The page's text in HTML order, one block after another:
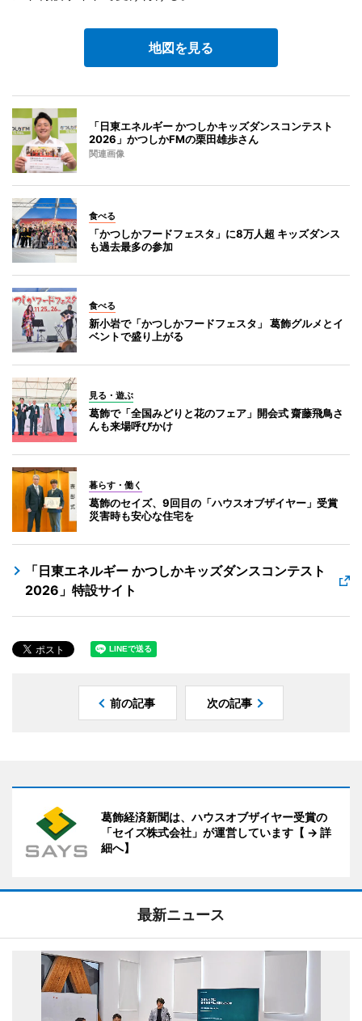
地図を見る
「日東エネルギー かつしかキッズダンスコンテスト
2026」かつしかFMの栗田雄歩さん
関連画像
食べる
「かつしかフードフェスタ」に8万人超 キッズダンス
も過去最多の参加
食べる
新小岩で「かつしかフードフェスタ」 葛飾グルメとイ
ベントで盛り上がる
見る・遊ぶ
葛飾で「全国みどりと花のフェア」開会式 齋藤飛鳥さ
んも来場呼びかけ
暮らす・働く
葛飾のセイズ、9回目の「ハウスオブザイヤー」受賞
災害時も安心な住宅を
「日東エネルギー かつしかキッズダンスコンテスト
2026」特設サイト
前の記事 次の記事
葛飾経済新聞は、ハウスオブザイヤー受賞の
「セイズ株式会社」が運営しています【 → 詳
細へ】
最新ニュース